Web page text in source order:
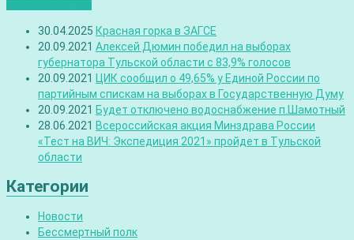
30.04.2025 Красная горка в ЗАГСЕ
20.09.2021 Алексей Дюмин победил на выборах
губернатора Тульской области с 83,9% голосов
20.09.2021 ЦИК сообщил о 49,65% у Единой России по
партийным спискам на выборах в Государственную Думу
20.09.2021 Будет отключено водоснабжение п.Шамотный
28.06.2021 Всероссийская акция Минздрава России
«Тест на ВИЧ: Экспедиция 2021» пройдет в Тульской
области
Категории
Новости
Бессмертный полк